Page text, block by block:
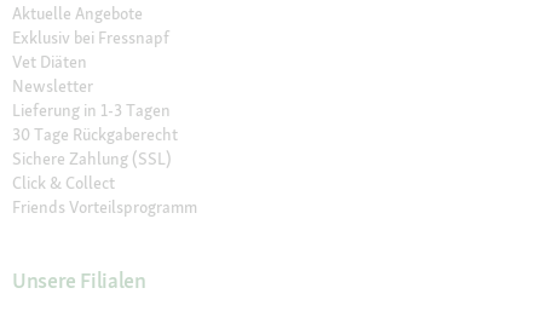
Aktuelle Angebote
Exklusiv bei Fressnapf
Vet Diäten
Newsletter
Lieferung in 1-3 Tagen
30 Tage Rückgaberecht
Sichere Zahlung (SSL)
Click & Collect
Friends Vorteilsprogramm
Unsere Filialen